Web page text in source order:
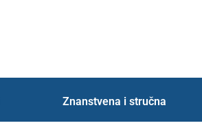
Znanstvena i stručna